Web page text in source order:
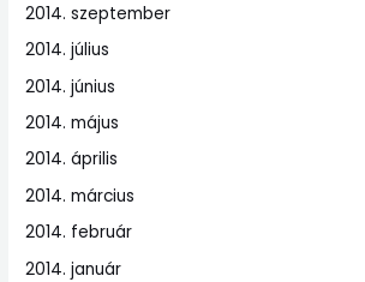
2014. szeptember
2014. július
2014. június
2014. május
2014. április
2014. március
2014. február
2014. január